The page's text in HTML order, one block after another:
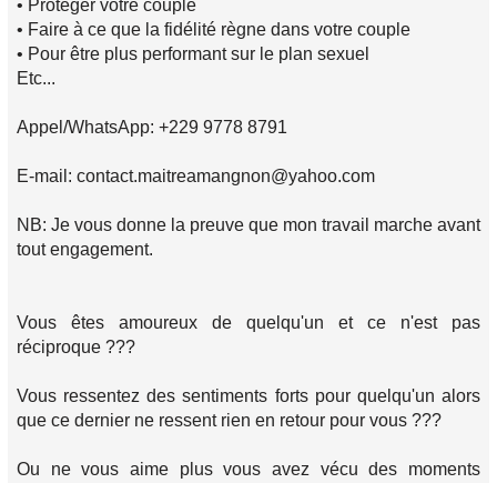
• Protéger votre couple
• Faire à ce que la fidélité règne dans votre couple
• Pour être plus performant sur le plan sexuel
Etc...
Appel/WhatsApp: +229 9778 8791
E-mail: contact.maitreamangnon@yahoo.com
NB: Je vous donne la preuve que mon travail marche avant
tout engagement.
Vous êtes amoureux de quelqu'un et ce n'est pas
réciproque ???
Vous ressentez des sentiments forts pour quelqu'un alors
que ce dernier ne ressent rien en retour pour vous ???
Ou ne vous aime plus vous avez vécu des moments